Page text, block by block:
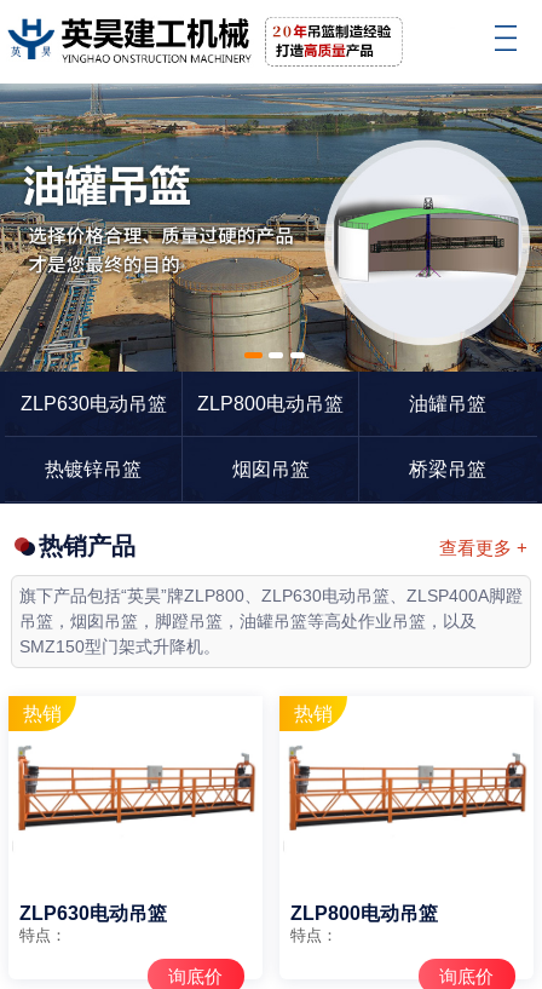
1 2
3
ZLP630电动吊篮
ZLP800电动吊篮 油罐吊篮
热镀锌吊篮 烟囱吊篮 桥梁吊篮
查看更多 +
热销产品
旗下产品包括“英昊”牌ZLP800、ZLP630电动吊篮、ZLSP400A脚蹬
吊篮，烟囱吊篮，脚蹬吊篮，油罐吊篮等高处作业吊篮，以及
SMZ150型门架式升降机。
ZLP630电动吊篮
特点：
询底价
ZLP800电动吊篮
特点：
询底价